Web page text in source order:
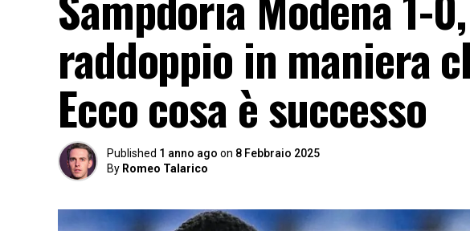
raddoppio in maniera
Ecco cosa è successo
Published 1 anno ago on 8 Febbraio 2025
By Romeo Talarico